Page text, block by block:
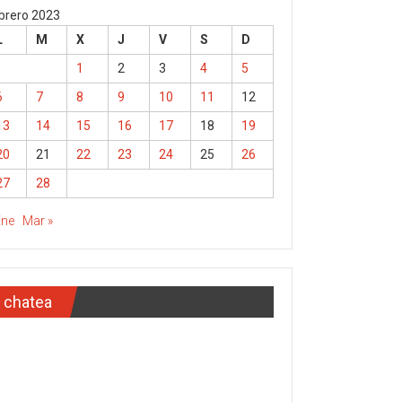
2023
M X J V S
D
1
2 3 4
5
7 8 9 10 11
12
14 15 16 17 18
19
21 22 23 24 25
26
28
Mar »
chatea